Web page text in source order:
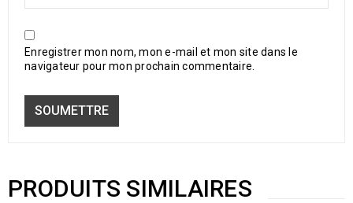
Enregistrer mon nom, mon e-mail et mon site dans le
navigateur pour mon prochain commentaire.
PRODUITS SIMILAIRES